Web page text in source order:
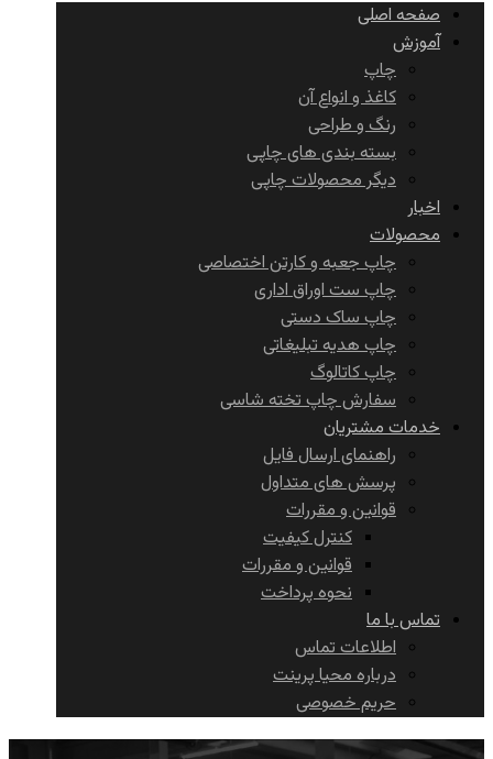
صفحه اصلی
آموزش
چاپ
کاغذ و انواع آن
رنگ و طراحی
بسته بندی های چاپی
دیگر محصولات چاپی
اخبار
محصولات
چاپ جعبه و کارتن اختصاصی
چاپ ست اوراق اداری
چاپ ساک دستی
چاپ هدیه تبلیغاتی
چاپ کاتالوگ
سفارش چاپ تخته شاسی
خدمات مشتریان
راهنمای ارسال فایل
پرسش های متداول
قوانین و مقررات
کنترل کیفیت
قوانین و مقررات
نحوه پرداخت
تماس با ما
اطلاعات تماس
درباره محیا پرینت
حریم خصوصی